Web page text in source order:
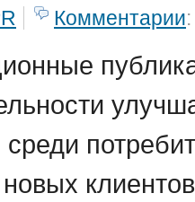
Комментарии